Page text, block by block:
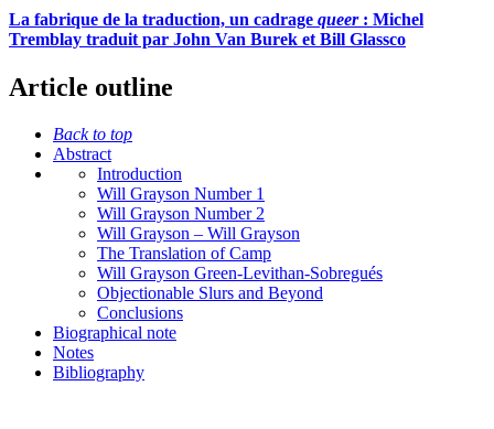
La fabrique de la traduction, un cadrage queer: Michel
Tremblay traduit par John Van Burek et Bill Glassco
Article outline
Back to top
Abstract
Introduction
Will Grayson Number 1
Will Grayson Number 2
Will Grayson – Will Grayson
The Translation of Camp
Will Grayson Green-Levithan-Sobregués
Objectionable Slurs and Beyond
Conclusions
Biographical note
Notes
Bibliography